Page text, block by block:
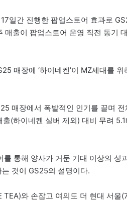
일간 진행한 팝업스토어 효과로
출이 팝업스토어 운영 직전 동기
매장에 ‘하이네켄’이 MZ세대를 위
매장에서 폭발적인 인기를 끌며
(하이네켄 실버 제외) 대비 무려
를 통해 양사가 거둔 기대 이상의 성
것이 GS25의 설명이다.
TEA)와 손잡고 여의도 더 현대 서울